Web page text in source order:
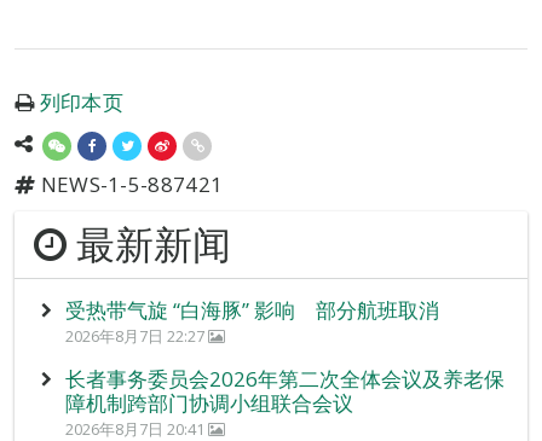
列印本页
NEWS-1-5-887421
最新新闻
受热带气旋 “白海豚” 影响 部分航班取消
2026年8月7日 22:27
长者事务委员会2026年第二次全体会议及养老保
障机制跨部门协调小组联合会议
2026年8月7日 20:41